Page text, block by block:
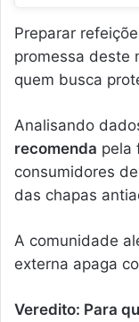
Preparar
promessa deste
quem busca
Analisando
recomenda pela
consumidores
das chapas
A comunidade
externa apaga
Veredito: Para